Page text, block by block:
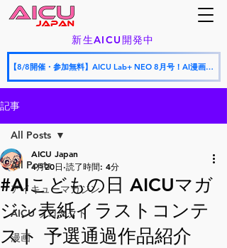
新生AICU開発中
【8/8開催・参加無料】AICU Lab+ NEO 8月号！AI漫画フェスティバル授賞式 × AICU怒涛の新サービス発表会
記事
All Posts
アイキューマガジン
AICU プロダクト
漫画
All Posts
#AIこどもの日 AICUマガ
ジン表紙イラストコンテ
スト 予選通過作品紹介
AICU Japan
4月20日 読了時間: 4分